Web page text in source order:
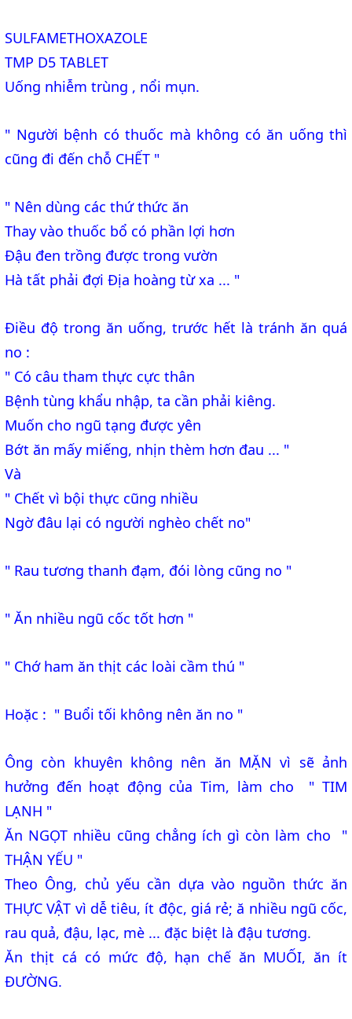
SULFAMETHOXAZOLE
TMP D5 TABLET
Uống nhiễm trùng , nổi mụn.
" Người bệnh có thuốc mà không có ăn uống thì
cũng đi đến chỗ CHẾT "
" Nên dùng các thứ thức ăn
Thay vào thuốc bổ có phần lợi hơn
Đậu đen trồng được trong vườn
Hà tất phải đợi Địa hoàng từ xa ... "
Điều độ trong ăn uống, trước hết là tránh ăn quá
no :
" Có câu tham thực cực thân
Bệnh tùng khẩu nhập, ta cần phải kiêng.
Muốn cho ngũ tạng được yên
Bớt ăn mấy miếng, nhịn thèm hơn đau ... "
Và
" Chết vì bội thực cũng nhiều
Ngờ đâu lại có người nghèo chết no"
" Rau tương thanh đạm, đói lòng cũng no "
" Ăn nhiều ngũ cốc tốt hơn "
" Chớ ham ăn thịt các loài cầm thú "
Hoặc : " Buổi tối không nên ăn no "
Ông còn khuyên không nên ăn MẶN vì sẽ ảnh
hưởng đến hoạt động của Tim, làm cho " TIM
LẠNH "
Ăn NGỌT nhiều cũng chẳng ích gì còn làm cho "
THẬN YẾU "
Theo Ông, chủ yếu cần dựa vào nguồn thức ăn
THỰC VẬT vì dễ tiêu, ít độc, giá rẻ; ă nhiều ngũ cốc,
rau quả, đậu, lạc, mè ... đặc biệt là đậu tương.
Ăn thịt cá có mức độ, hạn chế ăn MUỐI, ăn ít
ĐƯỜNG.